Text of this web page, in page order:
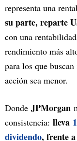
representa una
su parte, reparte
con una rentabilidad
rendimiento más
para los que
acción sea menor.
Donde JPMorgan
consistencia: lleva
dividendo, frente